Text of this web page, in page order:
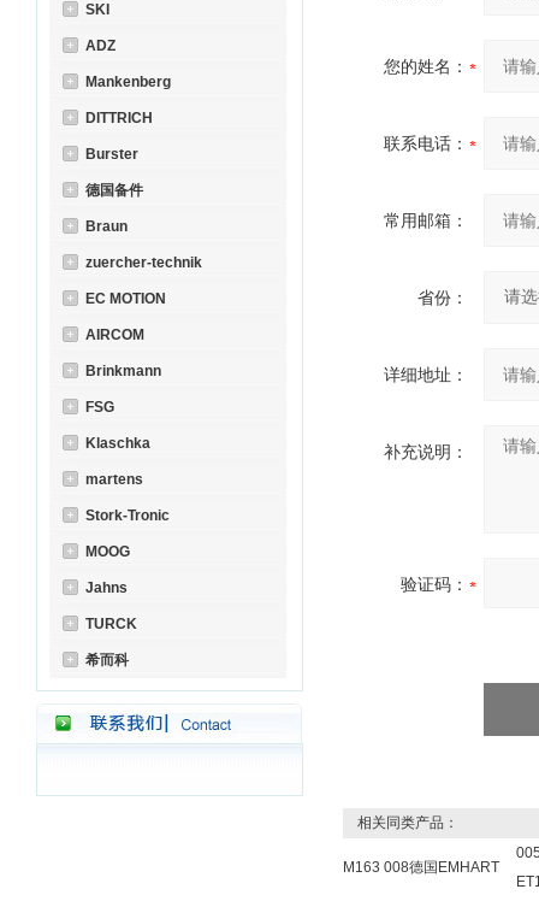
SKI
ADZ
Mankenberg
DITTRICH
Burster
德国备件
Braun
zuercher-technik
EC MOTION
AIRCOM
Brinkmann
FSG
Klaschka
martens
Stork-Tronic
MOOG
Jahns
TURCK
希而科
您的姓名：
联系电话：
常用邮箱：
省份：
详细地址：
补充说明：
验证码：
相关同类产品：
M163 008德国EMHART